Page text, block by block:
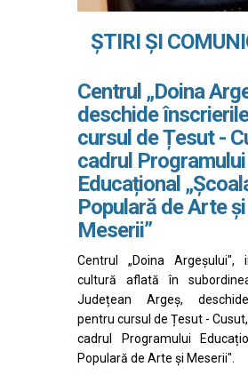
ȘTIRI ȘI
Centrul „Doina
deschide
cursul de Țesut -
cadrul Programului
Educațional
Populară de Arte și
Meserii”
Centrul „Doina Argeșului",
cultură aflată în
Județean Argeș,
pentru cursul de Țesut -
cadrul Programului
Populară de Arte și Meserii".